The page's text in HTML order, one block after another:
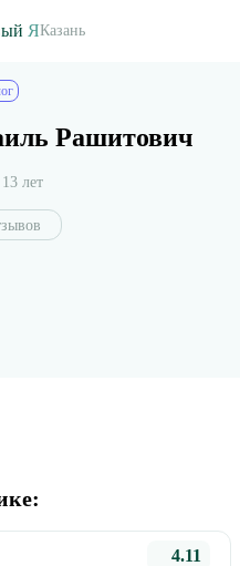
ЯКазань
Рашитович
лет
4.11